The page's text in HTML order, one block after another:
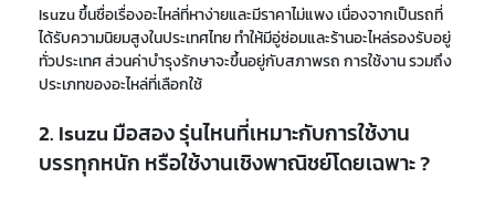
Isuzu ขึ้นชื่อเรื่องอะไหล่ที่หาง่ายและมีราคาไม่แพง เนื่องจากเป็นรถที่
ได้รับความนิยมสูงในประเทศไทย ทำให้มีอู่ซ่อมและร้านอะไหล่รองรับอยู่
ทั่วประเทศ ส่วนค่าบำรุงรักษาจะขึ้นอยู่กับสภาพรถ การใช้งาน รวมถึง
ประเภทของอะไหล่ที่เลือกใช้
2. Isuzu มือสอง รุ่นไหนที่เหมาะกับการใช้งาน
บรรทุกหนัก หรือใช้งานเชิงพาณิชย์โดยเฉพาะ ?